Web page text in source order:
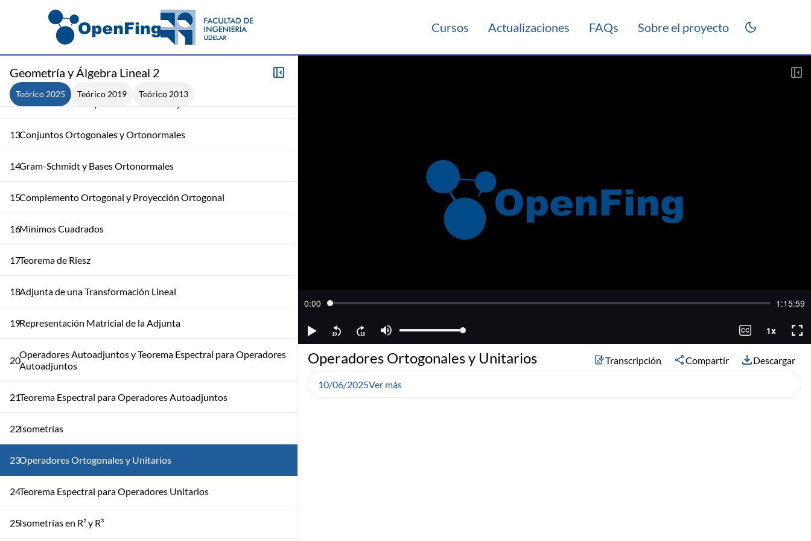
Cursos Actualizaciones FAQs Sobre el proyecto
Geometría y Álgebra Lineal 2
Teórico 2025 Teórico 2019 Teórico 2013
Invariantes
Forma Canónica de Jordan
11Formas de Jordan y Subespacios T-Invariantes
12Producto Interno y Teorema de Cauchy-Schwarz
13Conjuntos Ortogonales y Ortonormales
14Gram-Schmidt y Bases Ortonormales
15Complemento Ortogonal y Proyección Ortogonal
16Mínimos Cuadrados
17Teorema de Riesz
18Adjunta de una Transformación Lineal
19Representación Matricial de la Adjunta
20Operadores Autoadjuntos y Teorema Espectral para Operadores
Autoadjuntos
21Teorema Espectral para Operadores Autoadjuntos
22Isometrías
23Operadores Ortogonales y Unitarios
24Teorema Espectral para Operadores Unitarios
25Isometrías en R² y R³
Operadores Ortogonales y Unitarios Transcripción Compartir Descargar
10/06/2025Ver más